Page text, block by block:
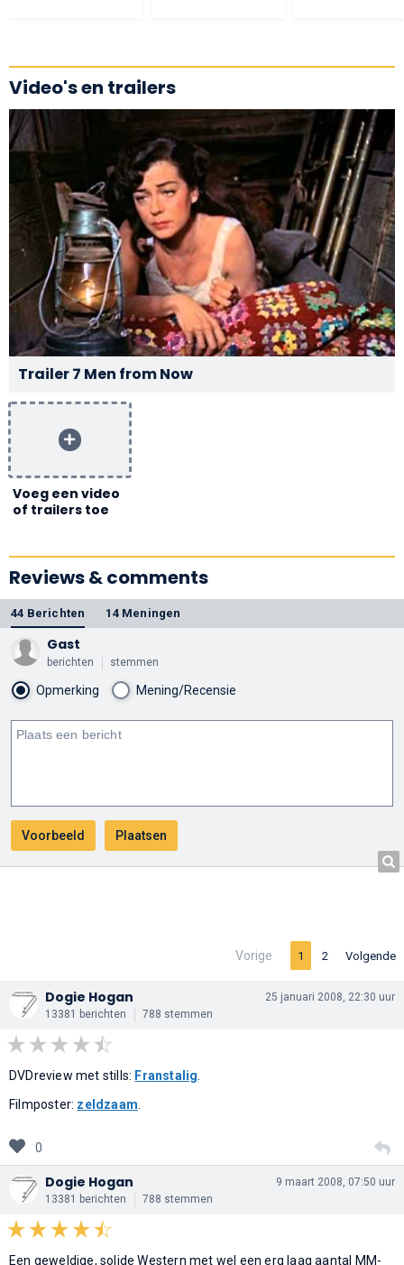
Video's en trailers
Trailer 7 Men from Now
Voeg een video
of trailers toe
Reviews & comments
44 Berichten 14 Meningen
Gast
berichten stemmen
Opmerking Mening/Recensie
Vorige 1 2 Volgende
Dogie Hogan
13381 berichten 788 stemmen
25 januari 2008, 22:30 uur
DVDreview met stills: Franstalig
Filmposter: zeldzaam
0
Dogie Hogan
13381 berichten 788 stemmen
9 maart 2008, 07:50 uur
Een geweldige, solide Western met wel een erg laag aantal MM-